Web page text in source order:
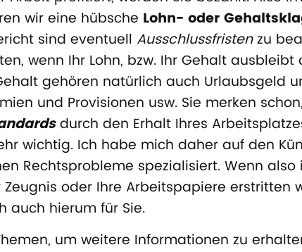
wir eine hübsche Lohn- oder
sind eventuell Ausschlussfristenzu
wenn Ihr Lohn, bzw. Ihr Gehalt ausbleibt
gehören natürlich auch Urlaubsgeld
und Provisionen usw. Sie merken
durch den Erhalt Ihres
wichtig. Ich habe mich daher auf den
Rechtsprobleme spezialisiert. Wenn also
oder Ihre Arbeitspapiere erstritten
auch hierum für Sie.
um weitere Informationen zu